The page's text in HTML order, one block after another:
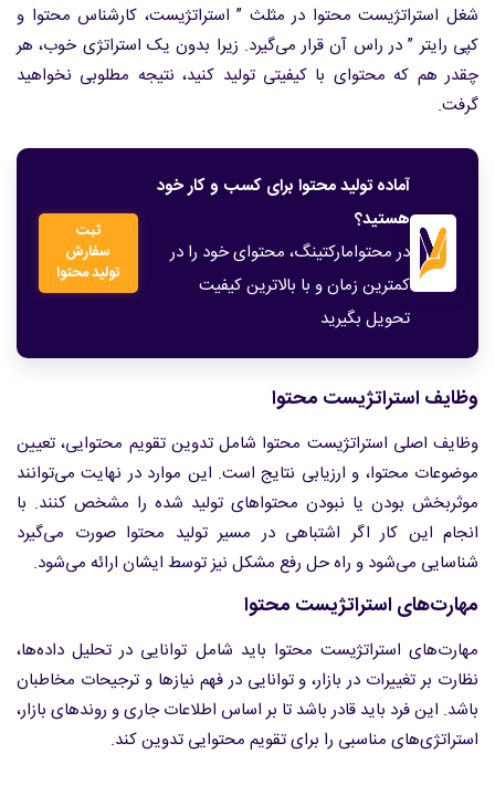
شغل استراتژیست محتوا در مثلث ” استراتژیست، کارشناس محتوا و
کپی رایتر ” در راس آن قرار می‌گیرد. زیرا بدون یک استراتژی خوب، هر
چقدر هم که محتوای با کیفیتی تولید کنید، نتیجه مطلوبی نخواهید
گرفت.
آماده تولید محتوا برای کسب و کار خود
هستید؟
در محتوامارکتینگ، محتوای خود را در
کمترین زمان و با بالاترین کیفیت
تحویل بگیرید
ثبت
سفارش
تولید محتوا
وظایف استراتژیست محتوا
وظایف اصلی استراتژیست محتوا شامل تدوین تقویم محتوایی، تعیین
موضوعات محتوا، و ارزیابی نتایج است. این موارد در نهایت می‌توانند
موثربخش بودن یا نبودن محتواهای تولید شده را مشخص کنند. با
انجام این کار اگر اشتباهی در مسیر تولید محتوا صورت می‌گیرد
شناسایی می‌شود و راه حل رفع مشکل نیز توسط ایشان ارائه می‌شود.
مهارت‌های استراتژیست محتوا
مهارت‌های استراتژیست محتوا باید شامل توانایی در تحلیل داده‌ها،
نظارت بر تغییرات در بازار، و توانایی در فهم نیازها و ترجیحات مخاطبان
باشد. این فرد باید قادر باشد تا بر اساس اطلاعات جاری و روندهای بازار،
استراتژی‌های مناسبی را برای تقویم محتوایی تدوین کند.